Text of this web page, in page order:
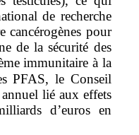
de recherche
cancérogènes pour
de la sécurité des
immunitaire à la
PFAS, le Conseil
lié aux effets
d’euros en